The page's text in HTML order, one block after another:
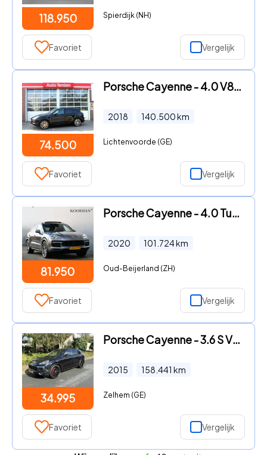
118.950 Spierdijk (NH)
Favoriet Vergelijk
74.500
Porsche Cayenne - 4.0 V8 550pk Full Option Tiptronic S Turbo
2018 140.500km
Lichtenvoorde (GE)
Favoriet Vergelijk
81.950
Porsche Cayenne - 4.0 Turbo S E-Hybrid 680pk Automaat Navi / 21 inch / Achtera
2020 101.724km
Oud-Beijerland (ZH)
Favoriet Vergelijk
34.995
Porsche Cayenne - 3.6 S V6 Turbo 420PK Pano•Bose
2015 158.441 km
Zelhem (GE)
Favoriet Vergelijk